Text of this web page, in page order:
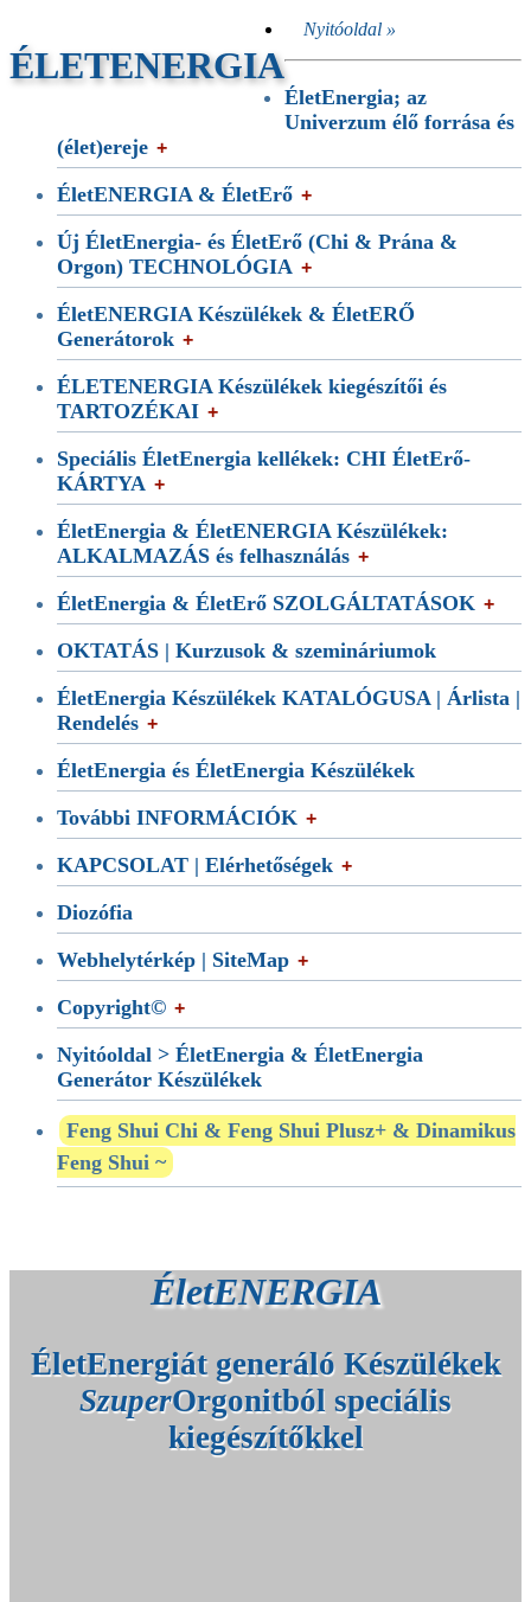
ÉLETENERGIA
Nyitóoldal »
ÉletEnergia; az
Univerzum élő forrása és
(élet)ereje
ÉletENERGIA & ÉletErő
Új ÉletEnergia- és ÉletErő (Chi & Prána &
Orgon) TECHNOLÓGIA
ÉletENERGIA Készülékek & ÉletERŐ
Generátorok
ÉLETENERGIA Készülékek kiegészítői és
TARTOZÉKAI
Speciális ÉletEnergia kellékek: CHI ÉletErő-
KÁRTYA
ÉletEnergia & ÉletENERGIA Készülékek:
ALKALMAZÁS és felhasználás
ÉletEnergia & ÉletErő SZOLGÁLTATÁSOK
OKTATÁS | Kurzusok & szemináriumok
ÉletEnergia Készülékek KATALÓGUSA | Árlista |
Rendelés
ÉletEnergia és ÉletEnergia Készülékek
További INFORMÁCIÓK
KAPCSOLAT | Elérhetőségek
Diozófia
Webhelytérkép | SiteMap
Copyright©
Nyitóoldal > ÉletEnergia & ÉletEnergia
Generátor Készülékek
Feng Shui Chi & Feng Shui Plusz+ & Dinamikus
Feng Shui ~
ÉletENERGIA
ÉletEnergiát generáló Készülékek
SzuperOrgonitból speciális
kiegészítőkkel